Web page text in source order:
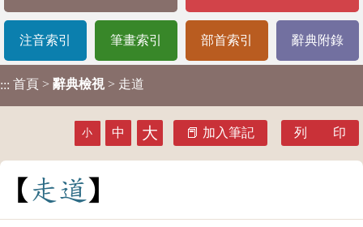
注音索引 筆畫索引 部首索引 辭典附錄
::: 首頁 > 辭典檢視 > 走道
小 中 大 加入筆記 列 印
走道